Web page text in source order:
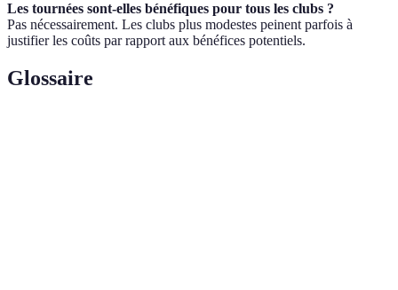
Les tournées sont-elles bénéfiques pour tous les clubs ?
Pas nécessairement. Les clubs plus modestes peinent parfois à
justifier les coûts par rapport aux bénéfices potentiels.
Glossaire